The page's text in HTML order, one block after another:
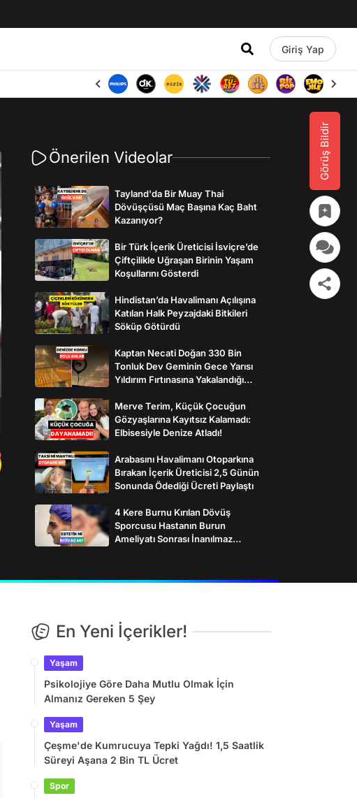
Giriş Yap
Görüş Bildir
Önerilen Videolar
Tayland'da Bir Muay Thai
Dövüşçüsü Maç Başına Kaç Baht
Kazanıyor?
Bir Türk İçerik Üreticisi İsviçre’de
Çiftçilikle Uğraşan Birinin Yaşam
Koşullarını Gösterdi
Hindistan’da Havalimanı Açılışına
Katılan Halk Peyzajdaki Bitkileri
Söküp Götürdü
Kaptan Necati Doğan 330 Bin
Tonluk Dev Geminin Gece Yarısı
Yıldırım Fırtınasına Yakalandığı
Merve Terim, Küçük Çocuğun
Gözyaşlarına Kayıtsız Kalamadı:
Elbisesiyle Denize Atladı!
Arabasını Havalimanı Otoparkına
Bırakan İçerik Üreticisi 2,5 Günün
Sonunda Ödediği Ücreti Paylaştı
4 Kere Burnu Kırılan Dövüş
Sporcusu Hastanın Burun
Ameliyatı Sonrası İnanılmaz
En Yeni İçerikler!
Yaşam
Psikolojiye Göre Daha Mutlu Olmak İçin
Almanız Gereken 5 Şey
Yaşam
Çeşme'de Kumrucuya Tepki Yağdı! 1,5 Saatlik
Süreyi Aşana 2 Bin TL Ücret
Spor